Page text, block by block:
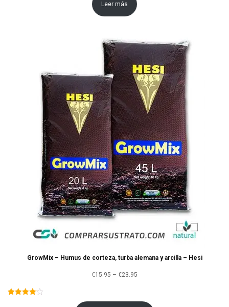
Leer más
GrowMix – Humus de corteza, turba alemana y arcilla – Hesi
€15.95 – €23.95
precios: